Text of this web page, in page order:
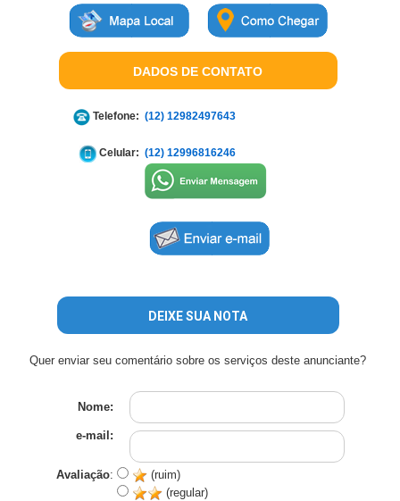
DADOS DE CONTATO
Telefone: (12) 12982497643
Celular: (12) 12996816246
DEIXE SUA NOTA
Quer enviar seu comentário sobre os serviços deste anunciante?
Nome:
e-mail:
Avaliação:
(ruim)
(regular)